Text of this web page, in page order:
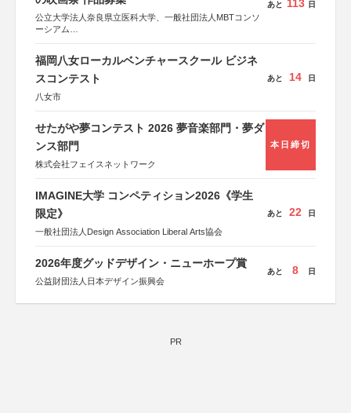
公立大学法人奈良県立医科大学、一般社団法人MBTコンソ
ーシアム
後援：厚生労働省
文部科学省
日本経済団体連合会
「“よい仕事おこし”フェア」実行委員会
関西文化学術研究都市推進機構
東京難病団体連絡協議会
あと 113 日
福岡八女ローカルベンチャースクール ビジネ
スコンテスト
八女市
あと 14 日
せたがや夢コンテスト 2026 夢音楽部門・夢ダ
ンス部門
株式会社フェイスネットワーク
本日締切
IMAGINE大学 コンペティション2026《学生
限定》
一般社団法人Design Association Liberal Arts協会
あと 22 日
2026年度グッドデザイン・ニューホープ賞
公益財団法人日本デザイン振興会
あと 8 日
PR